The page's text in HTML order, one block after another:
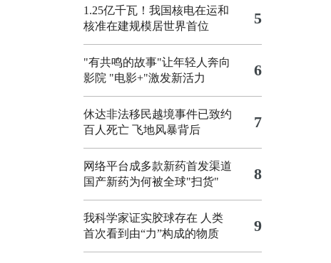
1.25亿千瓦！我国核电在运和
核准在建规模居世界首位
5
"有共鸣的故事"让年轻人奔向
影院 "电影+"激发新活力 6
休达非法移民越境事件已致约
百人死亡 飞地风暴背后 7
网络平台成多款新药首发渠道
国产新药为何被全球"扫货"
8
我科学家证实胶球存在 人类
首次看到由“力”构成的物质
9